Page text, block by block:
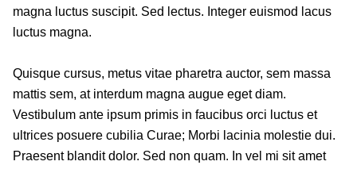
magna luctus suscipit. Sed lectus. Integer euismod lacus
luctus magna.
Quisque cursus, metus vitae pharetra auctor, sem massa
mattis sem, at interdum magna augue eget diam.
Vestibulum ante ipsum primis in faucibus orci luctus et
ultrices posuere cubilia Curae; Morbi lacinia molestie dui.
Praesent blandit dolor. Sed non quam. In vel mi sit amet